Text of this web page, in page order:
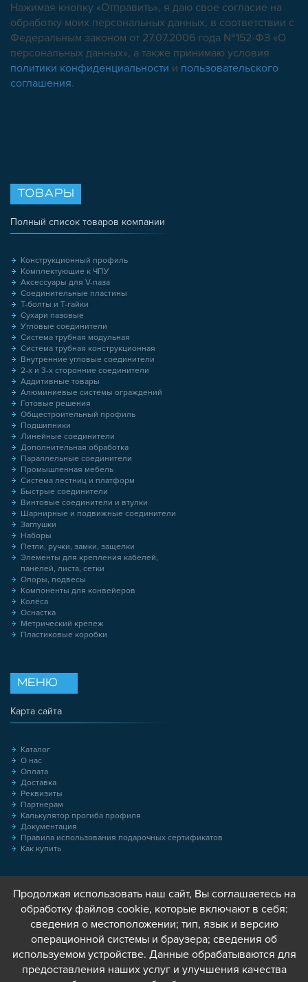
Нажимая кнопку «Отправить», я даю свое согласие на
обработку моих персональных данных, в соответствии с
Федеральным законом от 27.07.2006 года №152-ФЗ «О
персональных данных», а также принимаю условия
политики конфиденциальности и пользовательского
соглашения.
ТОВАРЫ
Полный список товаров компании
Конструкционный профиль
Комплектующие к ЧПУ
Аксессуары для V-паза
Соединительные пластины
Т-болты и Т-гайки
Сухари пазовые
Угловые соединители
Система трубная модульная
Система трубная конструкционная
Внутренние угловые соединители
2-х и 3-х сторонние соединители
Аддитивные товары
Алюминиевые системы ограждений
Готовые решения
Общестроительный профиль
Подшипники
Линейные соединители
Дополнительная обработка
Параллельные соединители
Промышленная мебель
Система лестниц и платформ
Быстрые соединители
Винтовые соединители и втулки
Шарнирные и подвижные соединители
Заглушки
Наборы
Петли, ручки, замки, защелки
Элементы для крепления кабелей,
панелей, листа, сетки
Опоры, подвесы
Компоненты для конвейеров
Колёса
Оснастка
Метрический крепеж
Пластиковые коробки
МЕНЮ
Карта сайта
Каталог
О нас
Оплата
Доставка
Реквизиты
Партнерам
Калькулятор прогиба профиля
Документация
Правила использования подарочных сертификатов
Как купить
Продолжая использовать наш сайт, Вы соглашаетесь на
обработку файлов cookie, которые включают в себя:
сведения о местоположении; тип, язык и версию
операционной системы и браузера; сведения об
используемом устройстве. Данные обрабатываются для
предоставления наших услуг и улучшения качества